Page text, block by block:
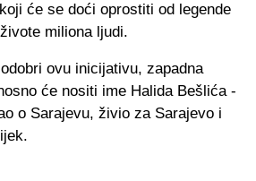
će se doći oprostiti od legende
miliona ljudi.
ovu inicijativu, zapadna
će nositi ime Halida Bešlića -
o Sarajevu, živio za Sarajevo i